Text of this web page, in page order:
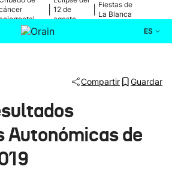
12 de
agosto
Fiestas de
La Blanca
ES
Ikusmiran
Compartir Guardar
Autonómicas de